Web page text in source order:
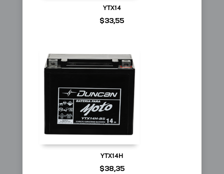
YTX14
$33,55
YTX14H
$38,35